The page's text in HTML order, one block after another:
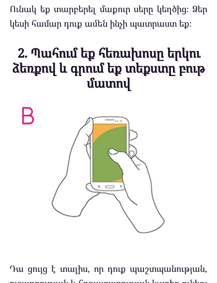
Ունակ եք տարբերել մաքուր սերը կեղծից։ Ձեր
կեսի համար դուք ամեն ինչի պատրաստ եք։
2. Պահում եք հեռախոսը երկու
ձեռքով և գրում եք տեքստը բութ
մատով
Դա ցույց է տալիս, որ դուք պաշտպանության,